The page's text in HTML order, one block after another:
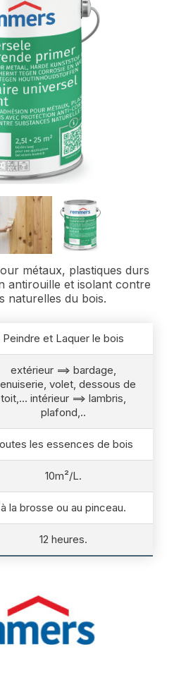
métaux, plastiques durs
antirouille et isolant contre
naturelles du bois.
Peindre et Laquer le bois
extérieur ==> bardage,
volet, dessous de
toit,... intérieur ==> lambris,
plafond,..
les essences de bois
10m²/L.
à la brosse ou au pinceau.
12 heures.